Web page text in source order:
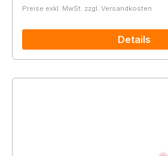
Preise exkl. MwSt. zzgl. Versandkosten
Details